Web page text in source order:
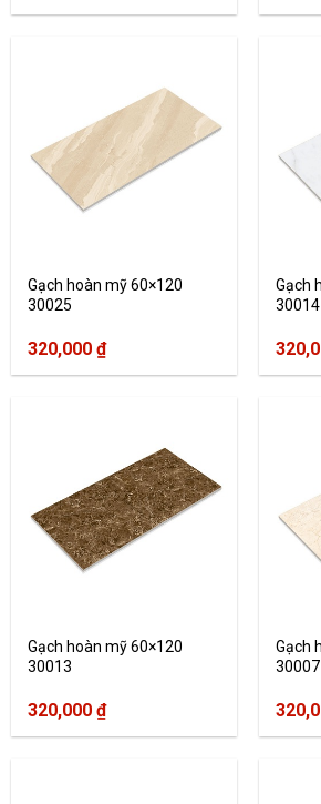
Gạch hoàn mỹ 60×120
30025
320,000 ₫
Gạch
30014
Gạch hoàn mỹ 60×120
30013
320,000 ₫
Gạch
30007